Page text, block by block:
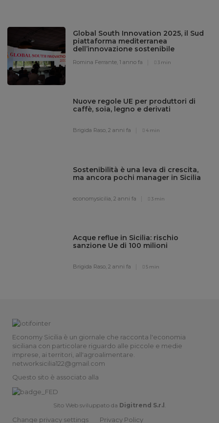
Global South Innovation 2025, il Sud
piattaforma mediterranea
dell’innovazione sostenibile
Romina Ferrante,1 anno fa 3 min
Nuove regole UE per produttori di
caffè, soia, legno e derivati
Brigida Raso,2 anni fa 4 min
Sostenibilità è una leva di crescita,
ma ancora pochi manager in Sicilia
economysicilia,2 anni fa 3 min
Acque reflue in Sicilia: rischio
sanzione Ue di 100 milioni
Brigida Raso,2 anni fa 5 min
Economy Sicilia è un giornale che racconta l'economia
siciliana con particolare riguardo alle piccole e medie
imprese, ai territori, all'agroalimentare.
networksicilia122@gmail.com
Questo sito è associato alla
Sito Web sviluppato da Digitrend S.r.l
Change privacy settings Privacy Policy